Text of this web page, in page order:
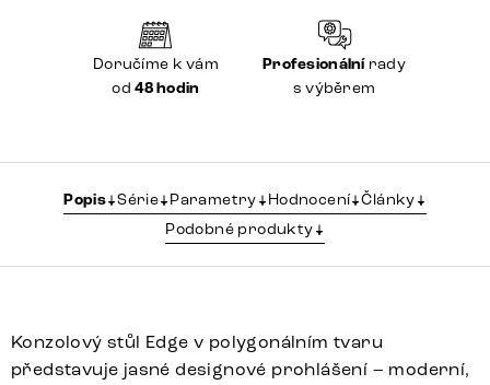
Doručíme k vám
od48 hodin
Profesionálnírady
s výběrem
Popis Série Parametry Hodnocení Články
Podobné produkty
Konzolový stůl Edge v polygonálním tvaru
představuje jasné designové prohlášení – moderní,